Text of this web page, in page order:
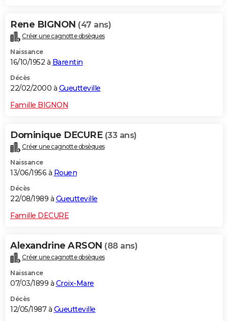
Rene BIGNON (47 ans)
Créer une cagnotte obsèques
Naissance
16/10/1952 à Barentin
Décès
22/02/2000 à Gueutteville
Famille BIGNON
Dominique DECURE (33 ans)
Créer une cagnotte obsèques
Naissance
13/06/1956 à Rouen
Décès
22/08/1989 à Gueutteville
Famille DECURE
Alexandrine ARSON (88 ans)
Créer une cagnotte obsèques
Naissance
07/03/1899 à Croix-Mare
Décès
12/05/1987 à Gueutteville